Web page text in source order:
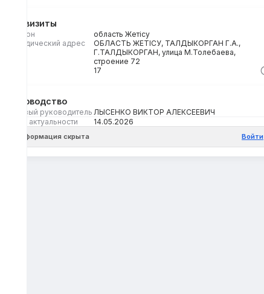
Реквизиты
Регион
область Жетісу
Юридический адрес
ОБЛАСТЬ ЖЕТІСУ, ТАЛДЫКОРГАН Г.А.,
Г.ТАЛДЫКОРГАН, улица М.Толебаева,
строение 72
17
Руководство
Первый руководитель ЛЫСЕНКО ВИКТОР АЛЕКСЕЕВИЧ
Дата актуальности
14.05.2026
Информация скрыта Войти